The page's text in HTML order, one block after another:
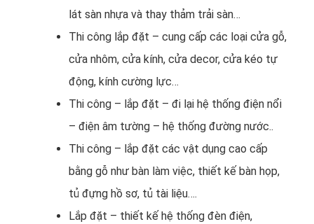
lát sàn nhựa và thay thảm trải sàn…
Thi công lắp đặt – cung cấp các loại cửa gỗ,
cửa nhôm, cửa kính, cửa decor, cửa kéo tự
động, kính cường lực…
Thi công – lắp đặt – đi lại hệ thống điện nổi
– điện âm tường – hệ thống đường nước..
Thi công – lắp đặt các vật dụng cao cấp
bằng gỗ như bàn làm việc, thiết kế bàn họp,
tủ đựng hồ sơ, tủ tài liệu….
Lắp đặt – thiết kế hệ thống đèn điện,